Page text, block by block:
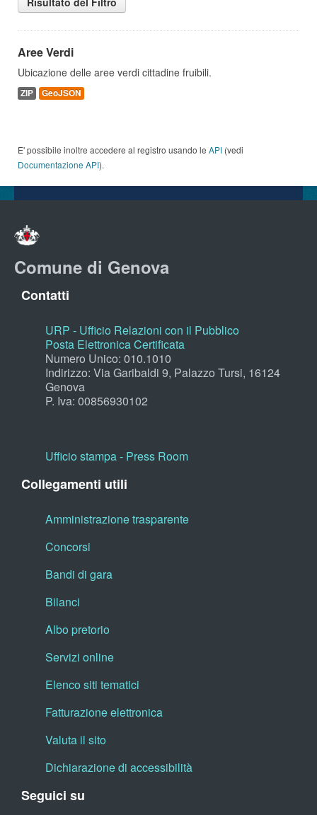
Aree Verdi
Ubicazione delle aree verdi cittadine fruibili.
ZIP GeoJSON
E' possibile inoltre accedere al registro usando le API (vedi
Documentazione API).
Comune di Genova
Contatti
URP - Ufficio Relazioni con il Pubblico
Posta Elettronica Certificata
Numero Unico: 010.1010
Indirizzo: Via Garibaldi 9, Palazzo Tursi, 16124
Genova
P. Iva: 00856930102
Ufficio stampa - Press Room
Collegamenti utili
Amministrazione trasparente
Concorsi
Bandi di gara
Bilanci
Albo pretorio
Servizi online
Elenco siti tematici
Fatturazione elettronica
Valuta il sito
Dichiarazione di accessibilità
Seguici su